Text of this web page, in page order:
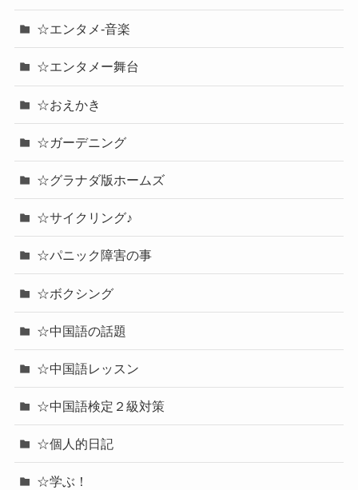
☆エンタメ-音楽
☆エンタメー舞台
☆おえかき
☆ガーデニング
☆グラナダ版ホームズ
☆サイクリング♪
☆パニック障害の事
☆ボクシング
☆中国語の話題
☆中国語レッスン
☆中国語検定２級対策
☆個人的日記
☆学ぶ！